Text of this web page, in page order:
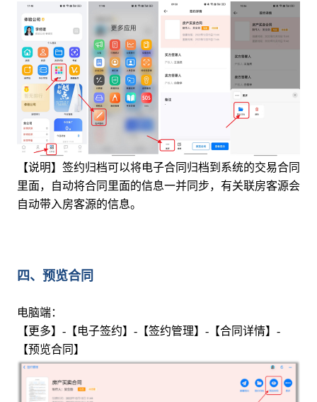
【说明】签约归档可以将电子合同归档到系统的交易合同
里面，自动将合同里面的信息一并同步，有关联房客源会
自动带入房客源的信息。
四、预览合同
电脑端：
【更多】-【电子签约】-【签约管理】-【合同详情】-
【预览合同】